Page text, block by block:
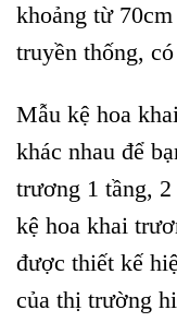
khoảng từ
truyền thống,
Mẫu kệ hoa
khác nhau để
trương 1 tầng,
kệ hoa khai
được thiết kế
của thị trường